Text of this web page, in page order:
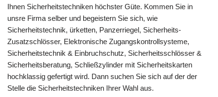
Ihnen Sicherheitstechniken höchster Güte. Kommen Sie in
unsre Firma selber und begeistern Sie sich, wie
Sicherheitstechnik, ürketten, Panzerriegel, Sicherheits-
Zusatzschlösser, Elektronische Zugangskontrollsysteme,
Sicherheitstechnik & Einbruchschutz, Sicherheitsschlösser &
Sicherheitsberatung, Schließzylinder mit Sicherheitskarten
hochklassig gefertigt wird. Dann suchen Sie sich auf der der
Stelle die Sicherheitstechniken Ihrer Wahl aus.